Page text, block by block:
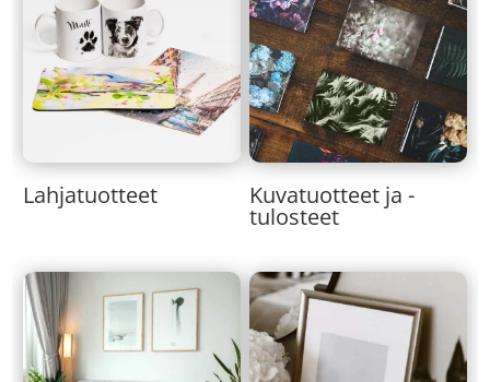
Lahjatuotteet Kuvatuotteet ja -
tulosteet